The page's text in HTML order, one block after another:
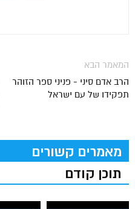
המאמר הבא
הרב אדם סיני - פניני ספר הזוהר
תפקידו של עם ישראל
מאמרים קשורים
תוכן קודם